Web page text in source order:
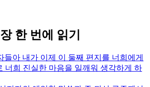
한 번에 읽기
들아 내가 이제 이 둘째 편지를 너희에게
너희 진실한 마음을 일깨워 생각하게 하